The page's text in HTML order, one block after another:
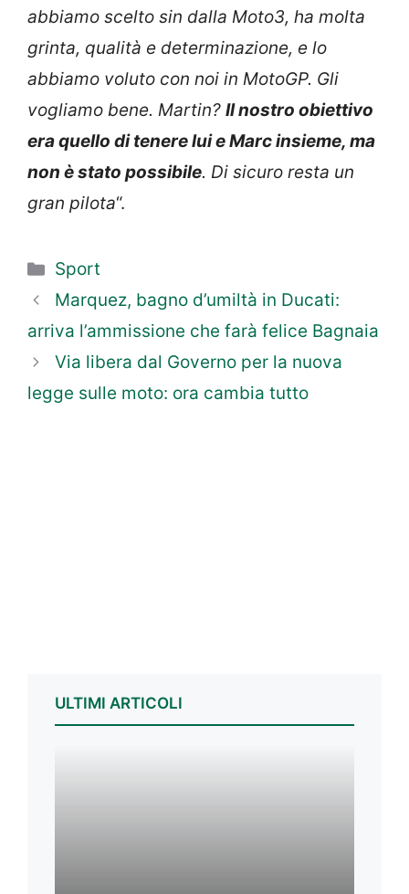
abbiamo scelto sin dalla Moto3, ha molta
grinta, qualità e determinazione, e lo
abbiamo voluto con noi in MotoGP. Gli
vogliamo bene. Martin? Il nostro obiettivo
era quello di tenere lui e Marc insieme, ma
non è stato possibile. Di sicuro resta un
gran pilota“.
Categorie
Sport
Marquez, bagno d’umiltà in Ducati:
arriva l’ammissione che farà felice Bagnaia
Via libera dal Governo per la nuova
legge sulle moto: ora cambia tutto
ULTIMI ARTICOLI